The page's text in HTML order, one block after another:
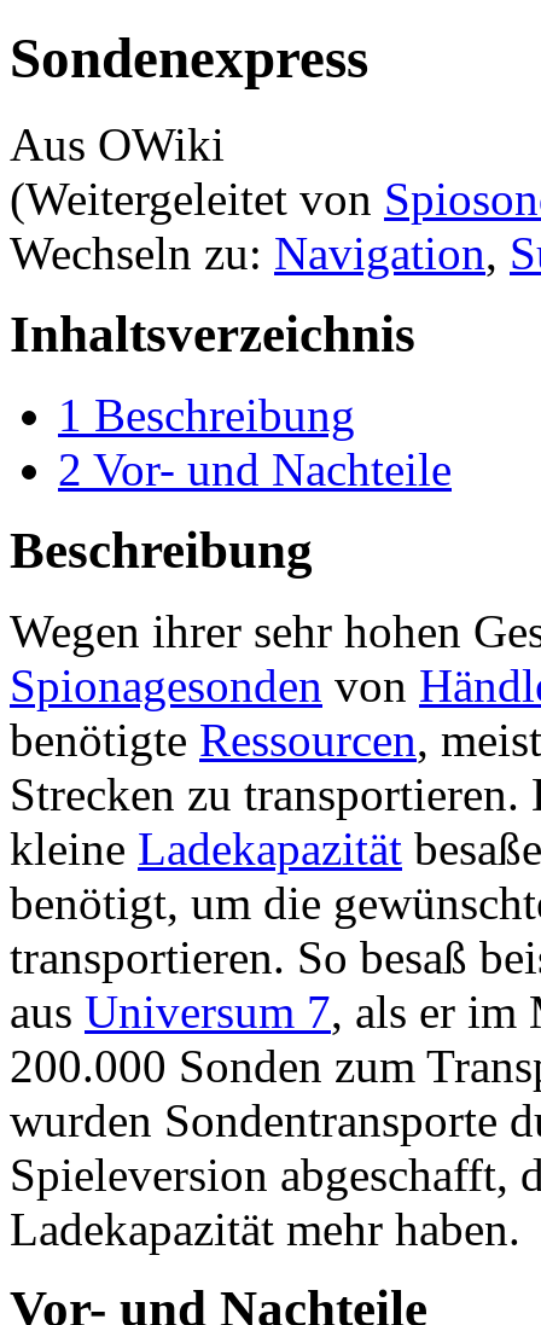
Sondenexpress
Aus OWiki
(Weitergeleitet von
Wechseln zu: Navigation,
Inhaltsverzeichnis
1 Beschreibung
2 Vor- und Nachteile
Beschreibung
Wegen ihrer sehr hohen
Spionagesonden von
benötigte Ressourcen,
Strecken zu
kleine Ladekapazität
benötigt, um die
transportieren. So besaß
aus Universum 7, als er im
200.000 Sonden zum
wurden Sondentransporte
Spieleversion abgeschafft,
Ladekapazität mehr haben.
Vor- und Nachteile